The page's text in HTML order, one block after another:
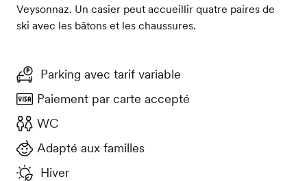
Veysonnaz. Un casier peut accueillir quatre paires de
ski avec les bâtons et les chaussures.
Parking avec tarif variable
Paiement par carte accepté
WC
Adapté aux familles
Hiver